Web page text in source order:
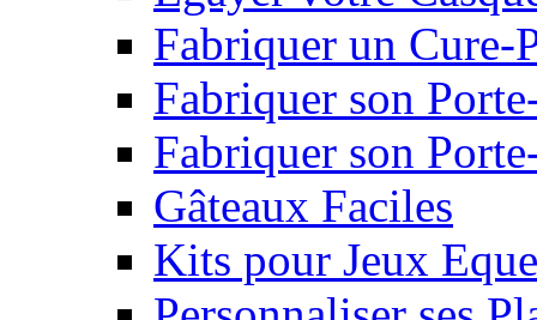
Fabriquer un Cure-
Fabriquer son
Fabriquer son
Gâteaux Faciles
Kits pour Jeux